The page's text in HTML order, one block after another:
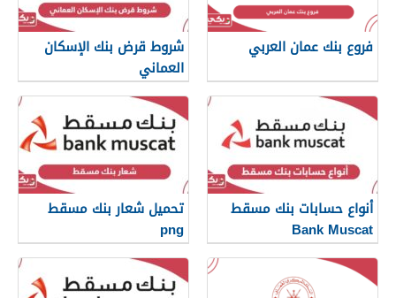
فروع بنك عمان العربي
شروط قرض بنك الإسكان
العماني
أنواع حسابات بنك مسقط
Bank Muscat
تحميل شعار بنك مسقط
png